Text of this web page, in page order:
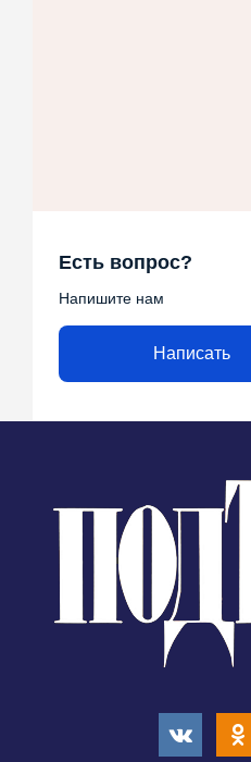
Есть вопрос?
Напишите нам
Написать